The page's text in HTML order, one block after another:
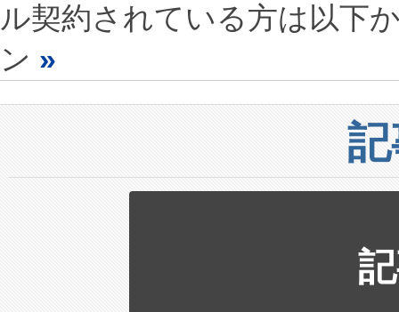
ル契約されている方は以下
ン »